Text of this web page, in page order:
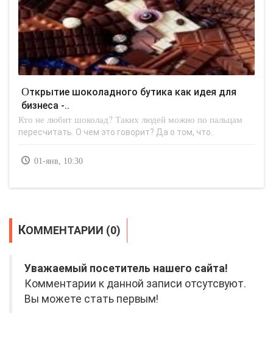
Открытие шоколадного бутика как идея для
бизнеса -..
Кто не любит шоколад? Таких людей можно по пальцам
пересчитать. О чем это говорит? Да о том, что..
01-янв, 10:30
КОММЕНТАРИИ (0)
Уважаемый посетитель нашего сайта!
Комментарии к данной записи отсутсвуют.
Вы можете стать первым!